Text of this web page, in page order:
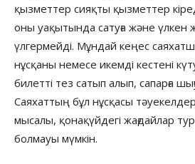
қызметтер сияқты қызметтер
оны уақытында сатуға және үлкен
үлгермейді. Мұндай кеңес
нұсқаны немесе икемді кестені
билетті тез сатып алып, сапарға
Саяхаттың бұл нұсқасы
мысалы, қонақүйдегі жағдайлар
болмауы мүмкін.